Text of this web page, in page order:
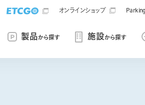
製品から探す 施設から探す
オンラインショップ